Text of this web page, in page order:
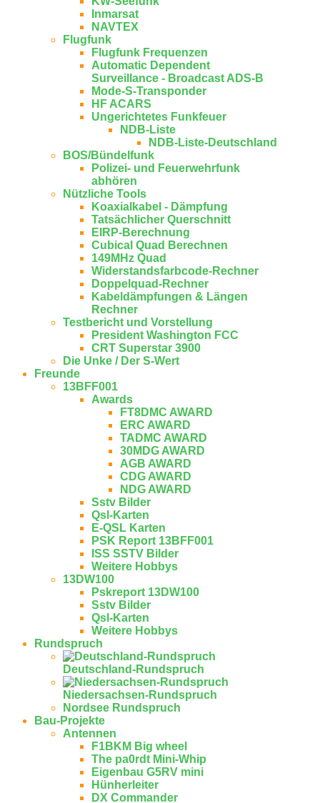
In­mar­sat
NAV­TEX
Flugfunk
Flugfunk Frequenzen
Automatic Dependent
Surveillance - Broadcast ADS-B
Mode-S-Transponder
HF ACARS
Ungerichtetes Funkfeuer
NDB-Liste
NDB-Liste-Deutschland
BOS/Bündelfunk
Polizei- und Feuerwehrfunk
abhören
Nützliche Tools
Koaxialkabel - Dämpfung
Tatsächlicher Querschnitt
EIRP-Berechnung
Cubical Quad Berechnen
149MHz Quad
Widerstandsfarbcode-Rechner
Doppelquad-Rechner
Kabeldämpfungen & Längen
Rechner
Testbericht und Vorstellung
President Washington FCC
CRT Superstar 3900
Die Unke / Der S-Wert
Freunde
13BFF001
Awards
FT8DMC AWARD
ERC AWARD
TADMC AWARD
30MDG AWARD
AGB AWARD
CDG AWARD
NDG AWARD
Sstv Bilder
Qsl-Karten
E-QSL Karten
PSK Report 13BFF001
ISS SSTV Bilder
Weitere Hobbys
13DW100
Pskreport 13DW100
Sstv Bilder
Qsl-Karten
Weitere Hobbys
Rundspruch
Deutschland-Rundspruch
Niedersachsen-Rundspruch
Nordsee Rundspruch
Bau-Projekte
Antennen
F1BKM Big wheel
The pa0rdt Mini-Whip
Eigenbau G5RV mini
Hünherleiter
DX Commander